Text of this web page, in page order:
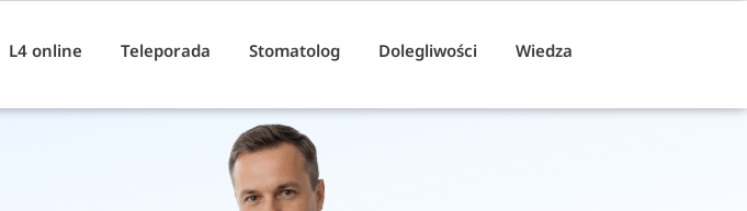
L4 online Teleporada Stomatolog Dolegliwości Wiedza